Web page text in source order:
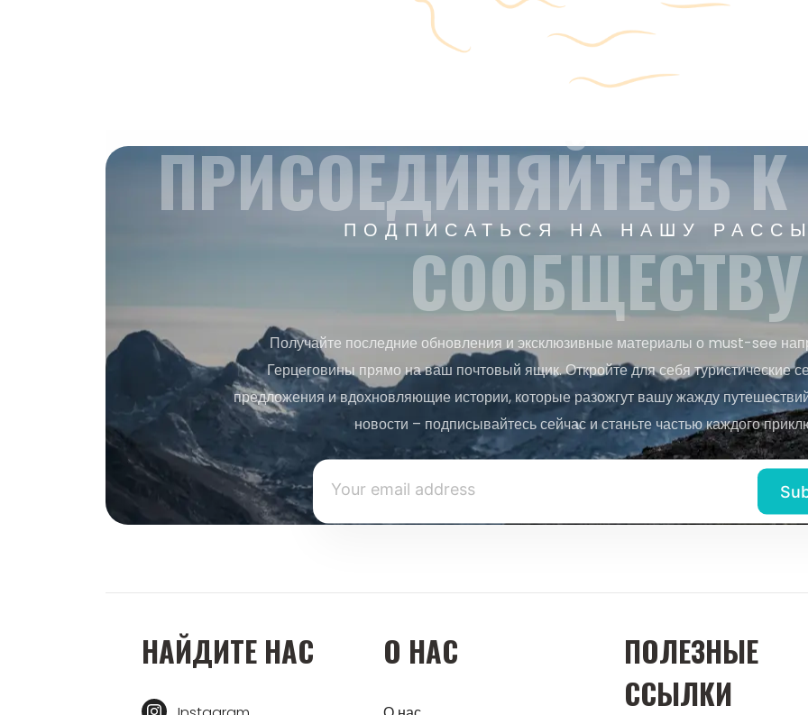
ПОДПИСАТЬСЯ НА НАШУ
ПРИСОЕДИНЯЙТЕСЬ
СООБЩЕСТВУ
Получайте последние обновления и эксклюзивные материалы о must-see
Герцеговины прямо на ваш почтовый ящик. Откройте для себя туристические
предложения и вдохновляющие истории, которые разожгут вашу жажду
новости – подписывайтесь сейчас и станьте частью каждого
НАЙДИТЕ НАС О НАС
ПОЛЕЗНЫЕ
ССЫЛКИ